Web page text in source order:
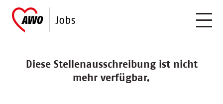
Diese Stellenausschreibung ist nicht
mehr verfügbar.